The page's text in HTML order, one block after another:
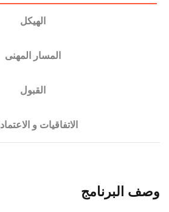
الهيكل
المسار المهنى
القبول
الاتفاقيات و الاعتمادات
وصف البرنامج